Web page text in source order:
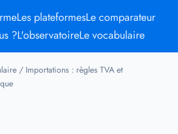
Les plateformesLe comparateur
?L'observatoireLe vocabulaire
/ Importations : règles TVA et